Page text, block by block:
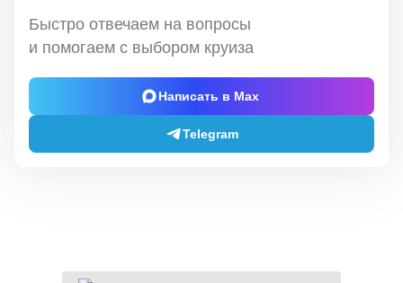
Быстро отвечаем на вопросы
и помогаем с выбором круиза
Написать в Max
Telegram